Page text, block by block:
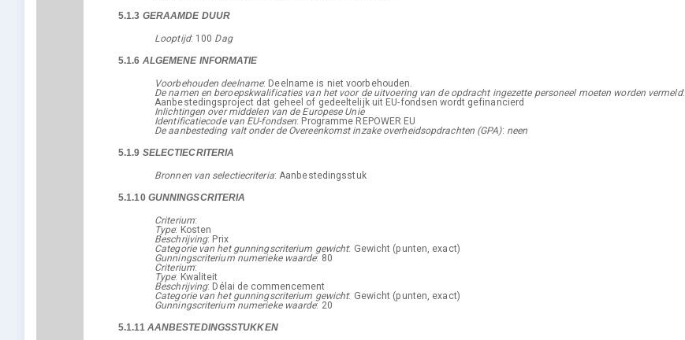
5.1.3 GERAAMDE DUUR
Looptijd: 100 Dag
5.1.6 ALGEMENE INFORMATIE
Voorbehouden deelname: Deelname is niet voorbehouden.
De namen en beroepskwalificaties van het voor de uitvoering van de opdracht ingezette personeel moeten worden vermeld:
Aanbestedingsproject dat geheel of gedeeltelijk uit EU-fondsen wordt gefinancierd
Inlichtingen over middelen van de Europese Unie
Identificatiecode van EU-fondsen: Programme REPOWER EU
De aanbesteding valt onder de Overeenkomst inzake overheidsopdrachten (GPA): neen
5.1.9 SELECTIECRITERIA
Bronnen van selectiecriteria: Aanbestedingsstuk
5.1.10 GUNNINGSCRITERIA
Criterium:
Type: Kosten
Beschrijving: Prix
Categorie van het gunningscriterium gewicht: Gewicht (punten, exact)
Gunningscriterium numerieke waarde: 80
Criterium:
Type: Kwaliteit
Beschrijving: Délai de commencement
Categorie van het gunningscriterium gewicht: Gewicht (punten, exact)
Gunningscriterium numerieke waarde: 20
5.1.11 AANBESTEDINGSSTUKKEN